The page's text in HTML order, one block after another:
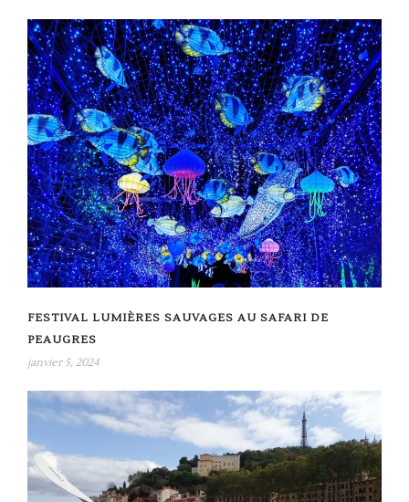
FESTIVAL LUMIÈRES SAUVAGES AU SAFARI DE
PEAUGRES
janvier 5, 2024